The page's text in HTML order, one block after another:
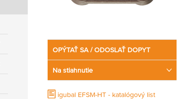
OPÝTAŤ SA / ODOSLAŤ DOPYT
Na stiahnutie
igubal EFSM-HT - katalógový list